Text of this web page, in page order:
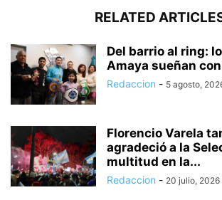
RELATED
Del barrio al ring:
Amaya sueñan
Redaccion - 5 agosto,
Florencio Varela
agradeció a la
multitud en la...
Redaccion - 20 julio, 2026